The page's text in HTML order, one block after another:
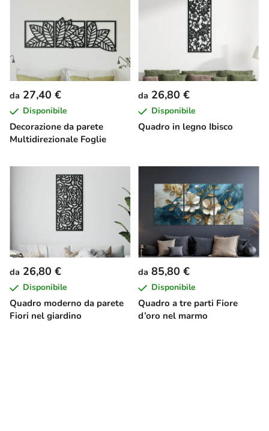
Decorazione da parete
Multidirezionale Foglie
da 27,40 €
Disponibile
Quadro in legno Ibisco
da 26,80 €
Disponibile
Quadro moderno da parete
Fiori nel giardino
da 26,80 €
Disponibile
Quadro a tre parti Fiore
d’oro nel marmo
da 85,80 €
Disponibile